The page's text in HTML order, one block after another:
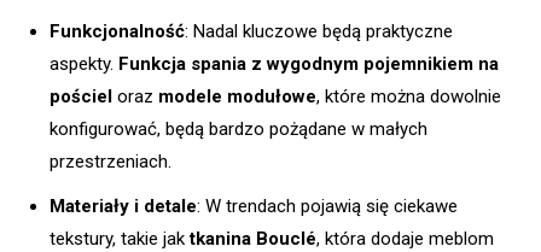
Funkcjonalność: Nadal kluczowe będą praktyczne
aspekty. Funkcja spania z wygodnym pojemnikiem na
pościel oraz modele modułowe, które można dowolnie
konfigurować, będą bardzo pożądane w małych
przestrzeniach.
Materiały i detale: W trendach pojawią się ciekawe
tekstury, takie jaktkanina Bouclé, która dodaje meblom